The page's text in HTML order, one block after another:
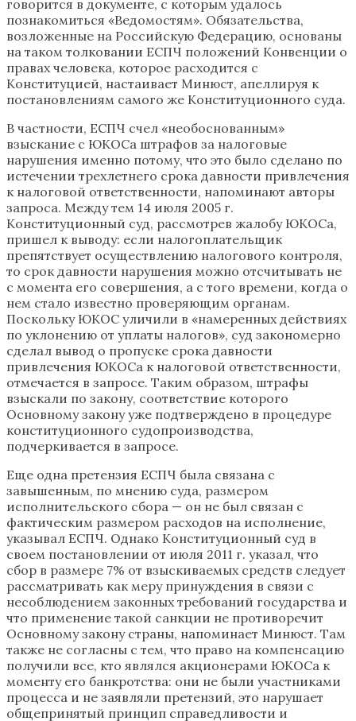
говорится в документе, с которым удалось
познакомиться «Ведомостям». Обязательства,
возложенные на Российскую Федерацию, основаны
на таком толковании ЕСПЧ положений Конвенции о
правах человека, которое расходится с
Конституцией, настаивает Минюст, апеллируя к
постановлениям самого же Конституционного суда.
В частности, ЕСПЧ счел «необоснованным»
взыскание с ЮКОСа штрафов за налоговые
нарушения именно потому, что это было сделано по
истечении трехлетнего срока давности привлечения
к налоговой ответственности, напоминают авторы
запроса. Между тем 14 июля 2005 г.
Конституционный суд, рассмотрев жалобу ЮКОСа,
пришел к выводу: если налогоплательщик
препятствует осуществлению налогового контроля,
то срок давности нарушения можно отсчитывать не
с момента его совершения, а с того времени, когда о
нем стало известно проверяющим органам.
Поскольку ЮКОС уличили в «намеренных действиях
по уклонению от уплаты налогов», суд закономерно
сделал вывод о пропуске срока давности
привлечения ЮКОСа к налоговой ответственности,
отмечается в запросе. Таким образом, штрафы
взыскали по закону, соответствие которого
Основному закону уже подтверждено в процедуре
конституционного судопроизводства,
подчеркивается в запросе.
Еще одна претензия ЕСПЧ была связана с
завышенным, по мнению суда, размером
исполнительского сбора — он не был связан с
фактическим размером расходов на исполнение,
указывал ЕСПЧ. Однако Конституционный суд в
своем постановлении от июля 2011 г. указал, что
сбор в размере 7% от взыскиваемых средств следует
рассматривать как меру принуждения в связи с
несоблюдением законных требований государства и
что применение такой санкции не противоречит
Основному закону страны, напоминает Минюст. Там
также не согласны с тем, что право на компенсацию
получили все, кто являлся акционерами ЮКОСа к
моменту его банкротства: они не были участниками
процесса и не заявляли претензий, это нарушает
общепринятый принцип справедливости и